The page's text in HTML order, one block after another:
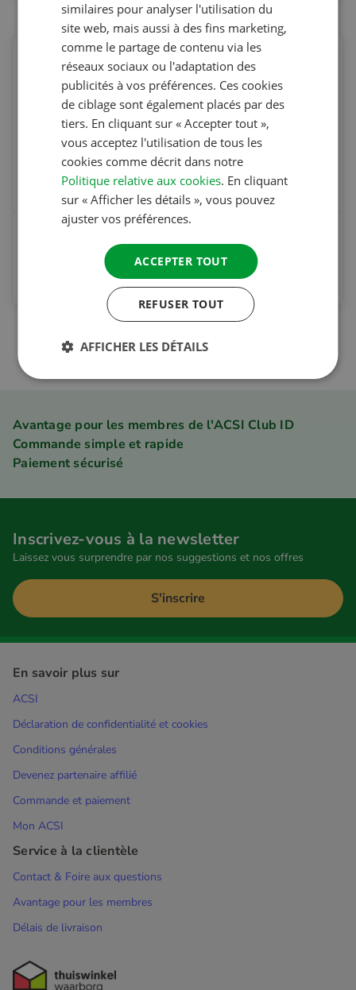
Avantage pour les membres de l'ACSI Club ID
Commande simple et rapide
Paiement sécurisé
Inscrivez-vous à la newsletter
Laissez vous surprendre par nos suggestions et nos offres
S'inscrire
En savoir plus sur
ACSI
Déclaration de confidentialité et cookies
Conditions générales
Devenez partenaire affilié
Commande et paiement
Mon ACSI
Service à la clientèle
Contact & Foire aux questions
Avantage pour les membres
Délais de livraison
DANISH
similaires pour analyser l'utilisation du
site web, mais aussi à des fins marketing,
comme le partage de contenu via les
réseaux sociaux ou l'adaptation des
publicités à vos préférences. Ces cookies
de ciblage sont également placés par des
tiers. En cliquant sur « Accepter tout »,
vous acceptez l'utilisation de tous les
cookies comme décrit dans notre
Politique relative aux cookies. En cliquant
sur « Afficher les détails », vous pouvez
ajuster vos préférences.
ACCEPTER TOUT
REFUSER TOUT
AFFICHER LES DÉTAILS